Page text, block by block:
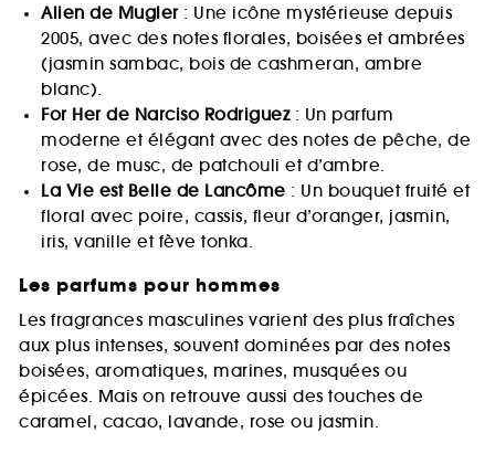
Alien de Mugler: Une icône mystérieuse depuis
2005, avec des notes florales, boisées et ambrées
(jasmin sambac, bois de cashmeran, ambre
blanc).
For Her de Narciso Rodriguez: Un parfum
moderne et élégant avec des notes de pêche, de
rose, de musc, de patchouli et d’ambre.
La Vie est Belle de Lancôme : Un bouquet fruité et
floral avec poire, cassis, fleur d’oranger, jasmin,
iris, vanille et fève tonka.
Les parfums pour hommes
Les fragrances masculines varient des plus fraîches
aux plus intenses, souvent dominées par des notes
boisées, aromatiques, marines, musquées ou
épicées. Mais on retrouve aussi des touches de
caramel, cacao, lavande, rose ou jasmin.